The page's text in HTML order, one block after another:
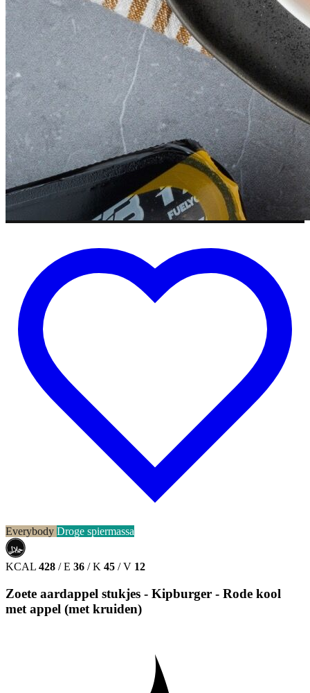
Everybody Droge spiermassa
حلال
HALAL
KCAL 428 / E 36 / K 45 / V 12
Zoete aardappel stukjes - Kipburger - Rode kool
met appel (met kruiden)